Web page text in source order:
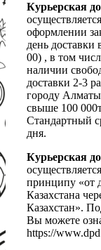
Курьерская
оформлении
день доставки
00) , в том
наличии
доставки 2-3
городу Алматы
свыше 100
Стандартный
дня.
Курьерская
принципу «от
Казахстана
Казахстан».
Вы можете
https://